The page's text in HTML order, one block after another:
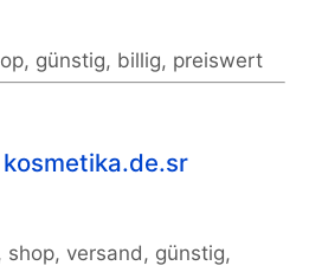
günstig, billig, preiswert
kosmetika.de.sr
versand, günstig,